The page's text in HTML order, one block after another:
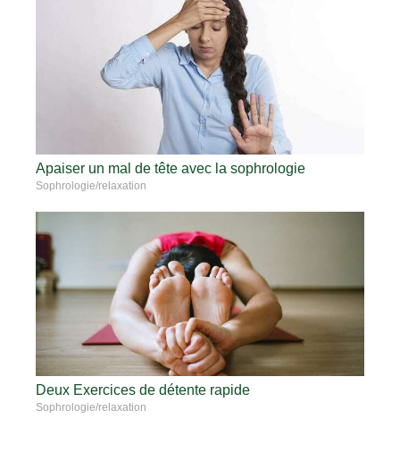
Apaiser un mal de tête avec la sophrologie
Sophrologie/relaxation
Deux Exercices de détente rapide
Sophrologie/relaxation